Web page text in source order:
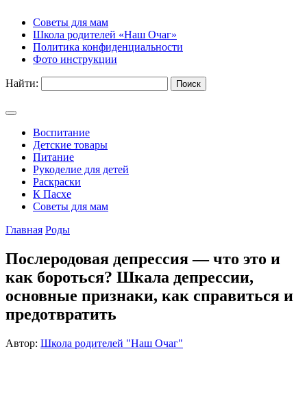
Советы для мам
Школа родителей «Наш Очаг»
Политика конфиденциальности
Фото инструкции
Найти:
Воспитание
Детские товары
Питание
Рукоделие для детей
Раскраски
К Пасхе
Советы для мам
Главная Роды
Послеродовая депрессия — что это и
как бороться? Шкала депрессии,
основные признаки, как справиться и
предотвратить
Автор: Школа родителей "Наш Очаг"